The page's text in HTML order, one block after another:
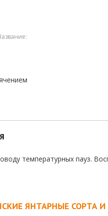
температурных пауз.
ЯНТАРНЫЕ СОРТА И